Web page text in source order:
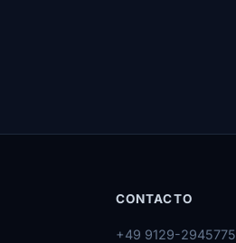
CONTACTO
+49 9129-2945775